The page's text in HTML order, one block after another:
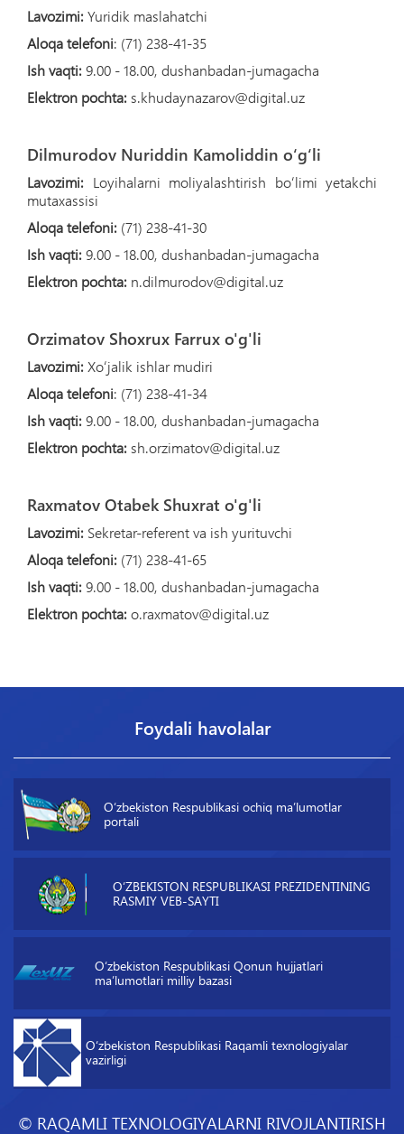
Lavozimi:Yuridik maslahatchi
Aloqa telefoni: (71) 238-41-35
Ish vaqti:9.00 - 18.00, dushanbadan-jumagacha
Elektron pochta: s.khudaynazarov@digital.uz
Dilmurodov Nuriddin Kamoliddin oʻgʻli
Lavozimi: Loyihalarni moliyalashtirish boʻlimi yetakchi
mutaxassisi
Aloqa telefoni: (71) 238-41-30
Ish vaqti:9.00 - 18.00, dushanbadan-jumagacha
Elektron pochta: n.dilmurodov@digital.uz
Orzimatov Shoxrux Farrux o'g'li
Lavozimi:Xoʻjalik ishlar mudiri
Aloqa telefoni: (71) 238-41-34
Ish vaqti:9.00 - 18.00, dushanbadan-jumagacha
Elektron pochta: sh.orzimatov@digital.uz
Raxmatov Otabek Shuxrat o'g'li
Lavozimi: Sekretar-referent va ish yurituvchi
Aloqa telefoni: (71) 238-41-65
Ish vaqti:9.00 - 18.00, dushanbadan-jumagacha
Elektron pochta:o.raxmatov@digital.uz
Foydali havolalar
O‘zbekiston Respublikasi ochiq maʼlumotlar
portali
O‘ZBEKISTON RESPUBLIKASI PREZIDENTINING
RASMIY VEB-SAYTI
O‘zbekiston Respublikasi Qonun hujjatlari
maʼlumotlari milliy bazasi
O‘zbekiston Respublikasi Raqamli texnologiyalar
vazirligi
© RAQAMLI TEXNOLOGIYALARNI RIVOJLANTIRISH